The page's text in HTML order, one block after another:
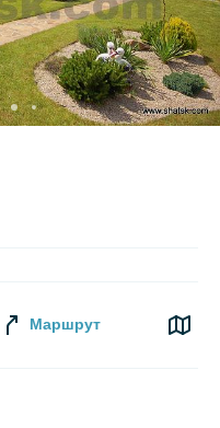
Маршрут